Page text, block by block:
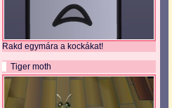
Rakd egymára a kockákat!
Tiger moth